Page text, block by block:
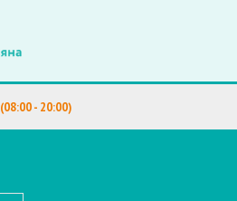
(08:00 - 20:00)